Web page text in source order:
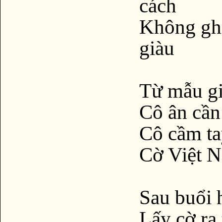
cách
Không
giàu
Từ mẫu
Cô ân
Cô cầm
Cờ Việt
Sau buổi